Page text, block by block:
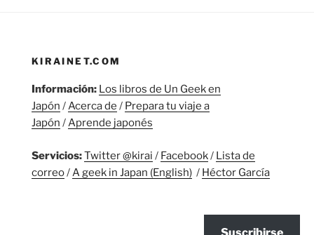
KIRAINET.COM
Información: Los libros de Un Geek en
Japón /Acerca de / Prepara tu viaje a
Japón /Aprende japonés
Servicios:Twitter @kirai / Facebook/ Lista de
correo/A geek in Japan (English) / Héctor García